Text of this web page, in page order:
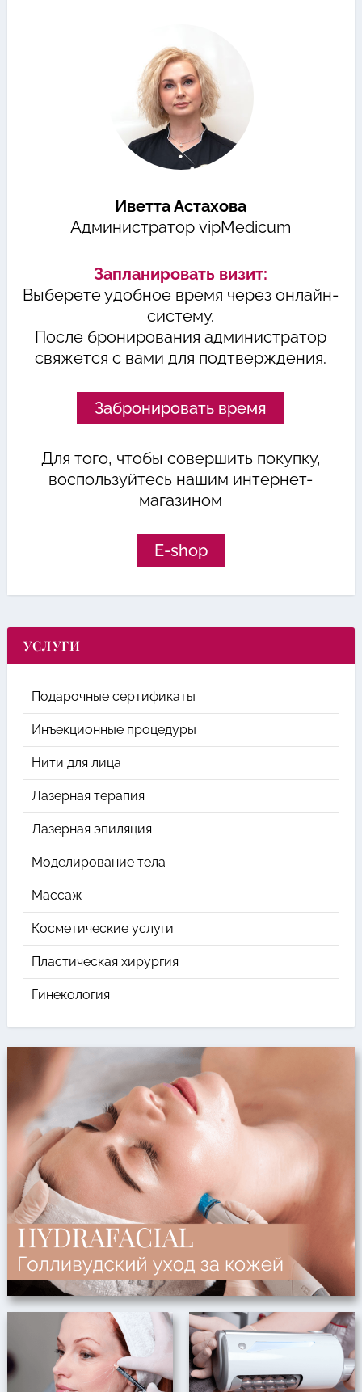
Иветта Астахова
Администратор vipMedicum
Запланировать визит:
Выберете удобное время через онлайн-
систему.
После бронирования администратор
свяжется с вами для подтверждения.
Забронировать время
Для того, чтобы совершить покупку,
воспользуйтесь нашим интернет-
магазином
E-shop
УСЛУГИ
Подарочные сертификаты
Инъекционные процедуры
Нити для лица
Лазерная терапия
Лазерная эпиляция
Моделирование тела
Массаж
Косметические услуги
Пластическая хирургия
Гинекология